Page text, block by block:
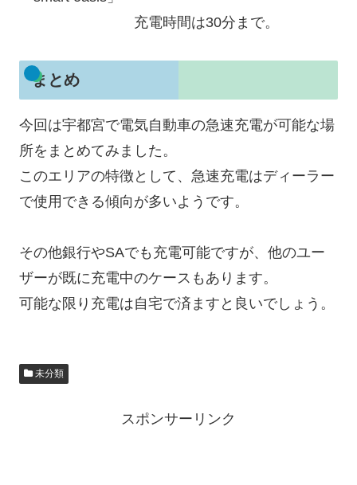
充電時間は30分まで。
まとめ
今回は宇都宮で電気自動車の急速充電が可能な場
所をまとめてみました。
このエリアの特徴として、急速充電はディーラー
で使用できる傾向が多いようです。
その他銀行やSAでも充電可能ですが、他のユー
ザーが既に充電中のケースもあります。
可能な限り充電は自宅で済ますと良いでしょう。
未分類
スポンサーリンク